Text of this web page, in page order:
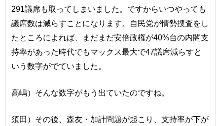
291議席も取ってしまいました。ですからいつやっても
議席数は減らすことになります。自民党が情勢捜査をし
たところによれば、まだまだ安倍政権が40%台の内閣支
持率があった時代でもマックス最大で47議席減らすと
いう数字がでていました。
高嶋）そんな数字がもう出ていたのですね。
須田）その後、森友・加計問題が起こり、支持率が下が